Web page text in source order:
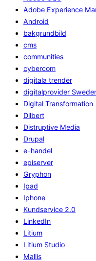
Adobe Experience
Android
bakgrundbild
cms
communities
cybercom
digitala trender
digitalprovider
Digital Transformation
Dilbert
Distruptive Media
Drupal
e-handel
episerver
Gryphon
Ipad
Iphone
Kundservice 2.0
LinkedIn
Litium
Litium Studio
Mallis